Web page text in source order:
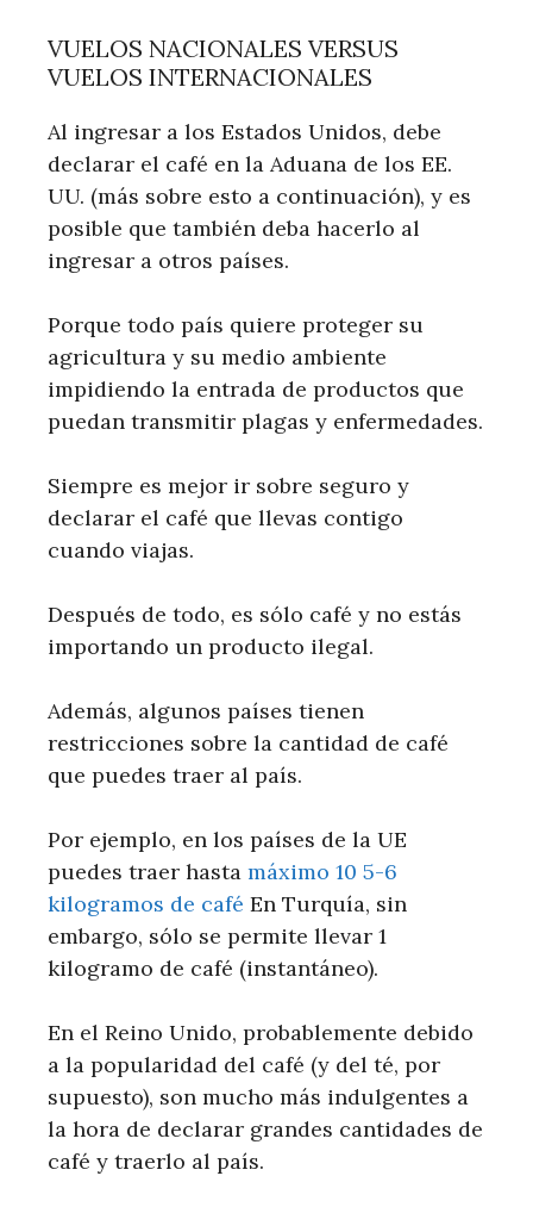
VUELOS NACIONALES VERSUS
VUELOS INTERNACIONALES
Al ingresar a los Estados Unidos, debe
declarar el café en la Aduana de los EE.
UU. (más sobre esto a continuación), y es
posible que también deba hacerlo al
ingresar a otros países.
Porque todo país quiere proteger su
agricultura y su medio ambiente
impidiendo la entrada de productos que
puedan transmitir plagas y enfermedades.
Siempre es mejor ir sobre seguro y
declarar el café que llevas contigo
cuando viajas.
Después de todo, es sólo café y no estás
importando un producto ilegal.
Además, algunos países tienen
restricciones sobre la cantidad de café
que puedes traer al país.
Por ejemplo, en los países de la UE
puedes traer hasta máximo 10 5-6
kilogramos de café En Turquía, sin
embargo, sólo se permite llevar 1
kilogramo de café (instantáneo).
En el Reino Unido, probablemente debido
a la popularidad del café (y del té, por
supuesto), son mucho más indulgentes a
la hora de declarar grandes cantidades de
café y traerlo al país.